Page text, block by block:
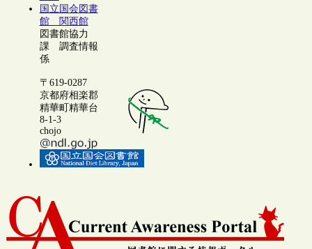
国立国会図書
館 関西館
図書館協力
課 調査情報
係
〒619-0287
京都府相楽郡
精華町精華台
8-1-3
chojo